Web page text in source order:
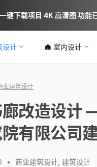
设计 室内设计
业建筑设计
改造设计
有限公司
• 商业建筑设计, 建筑设计
一键下载项目 4K 高清图 功能